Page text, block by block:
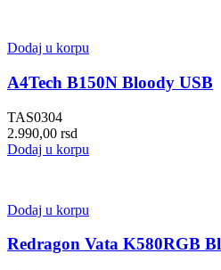
Dodaj u korpu
A4Tech B150N Bloody USB
TAS0304
2.990,00 rsd
Dodaj u korpu
Dodaj u korpu
Redragon Vata K580RGB